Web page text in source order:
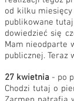
od kilku
publikowane
dowiedzieć się
Mam nieodparte
publicznej. Teraz
27 kwietnia - po
Chodzi tutaj o